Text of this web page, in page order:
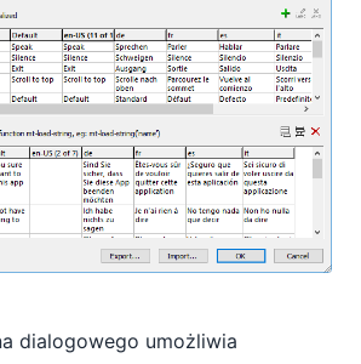
dialogowego umożliwia